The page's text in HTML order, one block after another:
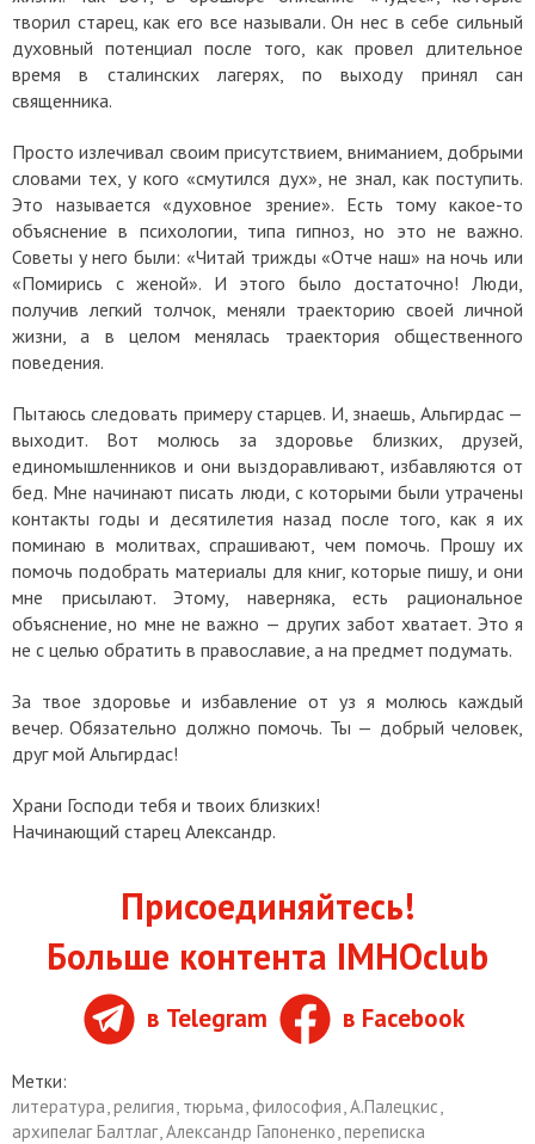
творил старец, как его все называли. Он нес в себе сильный
духовный потенциал после того, как провел длительное
время в сталинских лагерях, по выходу принял сан
священника.
Просто излечивал своим присутствием, вниманием, добрыми
словами тех, у кого «смутился дух», не знал, как поступить.
Это называется «духовное зрение». Есть тому какое-то
объяснение в психологии, типа гипноз, но это не важно.
Советы у него были: «Читай трижды «Отче наш» на ночь или
«Помирись с женой». И этого было достаточно! Люди,
получив легкий толчок, меняли траекторию своей личной
жизни, а в целом менялась траектория общественного
поведения.
Пытаюсь следовать примеру старцев. И, знаешь, Альгирдас —
выходит. Вот молюсь за здоровье близких, друзей,
единомышленников и они выздоравливают, избавляются от
бед. Мне начинают писать люди, с которыми были утрачены
контакты годы и десятилетия назад после того, как я их
поминаю в молитвах, спрашивают, чем помочь. Прошу их
помочь подобрать материалы для книг, которые пишу, и они
мне присылают. Этому, наверняка, есть рациональное
объяснение, но мне не важно — других забот хватает. Это я
не с целью обратить в православие, а на предмет подумать.
За твое здоровье и избавление от уз я молюсь каждый
вечер. Обязательно должно помочь. Ты — добрый человек,
друг мой Альгирдас!
Храни Господи тебя и твоих близких!
Начинающий старец Александр.
Присоединяйтесь!
Больше контента IMHOclub
в Telegram в Facebook
Метки:
литература религия тюрьма философия А.Палецкис
архипелаг Балтлаг Александр Гапоненко переписка